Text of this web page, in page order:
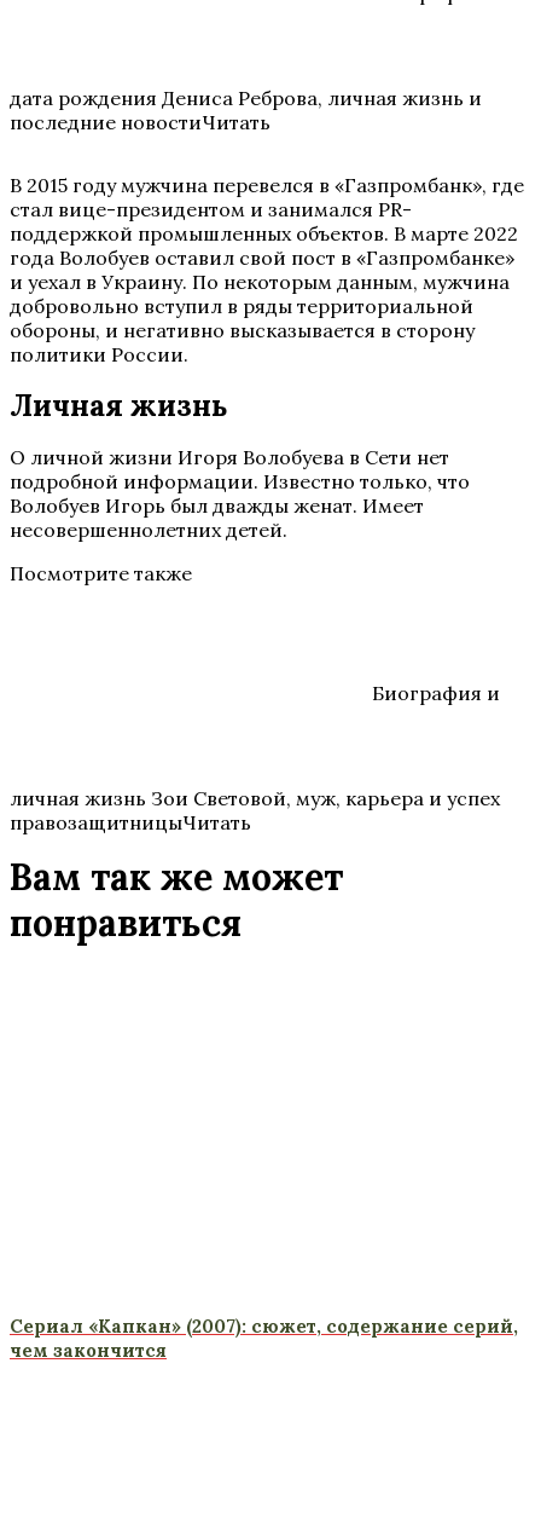
дата рождения Дениса Реброва, личная жизнь и
последние новостиЧитать
В 2015 году мужчина перевелся в «Газпромбанк», где
стал вице-президентом и занимался PR-
поддержкой промышленных объектов. В марте 2022
года Волобуев оставил свой пост в «Газпромбанке»
и уехал в Украину. По некоторым данным, мужчина
добровольно вступил в ряды территориальной
обороны, и негативно высказывается в сторону
политики России.
Личная жизнь
О личной жизни Игоря Волобуева в Сети нет
подробной информации. Известно только, что
Волобуев Игорь был дважды женат. Имеет
несовершеннолетних детей.
Посмотрите также
Биография и
личная жизнь Зои Световой, муж, карьера и успех
правозащитницыЧитать
Вам так же может
понравиться
Сериал «Капкан» (2007): сюжет, содержание серий,
чем закончится